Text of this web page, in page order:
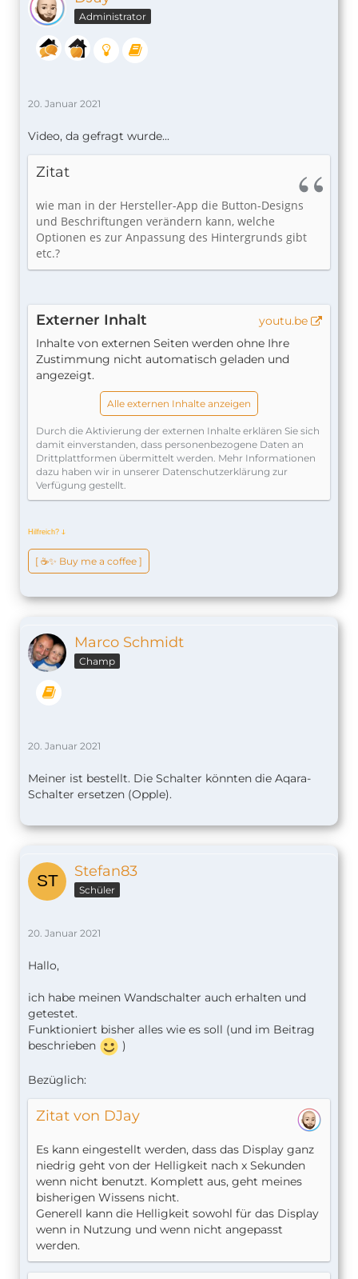
Administrator
20. Januar 2021
Video, da gefragt wurde...
Zitat
wie man in der Hersteller-App die Button-Designs
und Beschriftungen verändern kann, welche
Optionen es zur Anpassung des Hintergrunds gibt
etc.?
Externer Inhalt
youtu.be
Inhalte von externen Seiten werden ohne Ihre
Zustimmung nicht automatisch geladen und
angezeigt.
Alle externen Inhalte anzeigen
Durch die Aktivierung der externen Inhalte erklären Sie sich
damit einverstanden, dass personenbezogene Daten an
Drittplattformen übermittelt werden. Mehr Informationen
dazu haben wir in unserer Datenschutzerklärung zur
Verfügung gestellt.
Hilfreich? ↆ
[ ☕️✨ Buy me a coffee ]
Marco Schmidt
Champ
20. Januar 2021
Meiner ist bestellt. Die Schalter könnten die Aqara-
Schalter ersetzen (Opple).
Stefan83
Schüler
20. Januar 2021
Hallo,
ich habe meinen Wandschalter auch erhalten und
getestet.
Funktioniert bisher alles wie es soll (und im Beitrag
beschrieben
)
Bezüglich:
Zitat von DJay
Es kann eingestellt werden, dass das Display ganz
niedrig geht von der Helligkeit nach x Sekunden
wenn nicht benutzt. Komplett aus, geht meines
bisherigen Wissens nicht.
Generell kann die Helligkeit sowohl für das Display
wenn in Nutzung und wenn nicht angepasst
werden.